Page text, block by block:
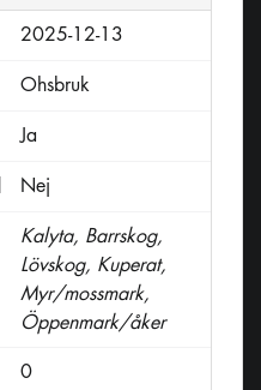
2025-12-13
Ohsbruk
Ja
Nej
Kalyta, Barrskog,
Lövskog, Kuperat,
Myr/mossmark,
Öppenmark/åker
0